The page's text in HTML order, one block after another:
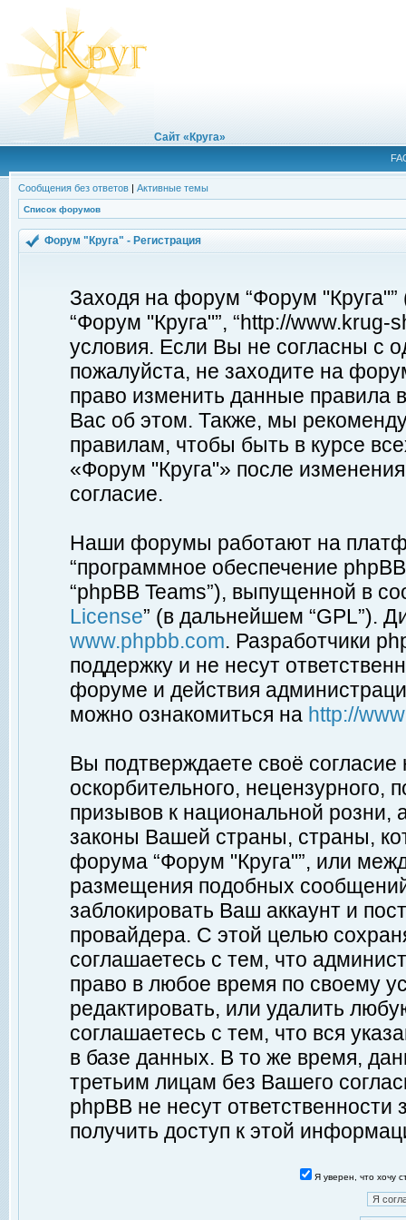
Сайт «Круга»
Сообщения без ответов | Активные темы
Список форумов
Форум "Круга" - Регистрация
Заходя на форум “Форум
“Форум "Круга"”, “http://
условия. Если Вы не согласны с
пожалуйста, не заходите на
право изменить данные правила
Вас об этом. Также, мы
правилам, чтобы быть в курсе
«Форум "Круга"» после
согласие.
Наши форумы работают на
“программное обеспечение
“phpBB Teams”), выпущенной в
License” (в дальнейшем “GPL”).
www.phpbb.com. Разработчики
поддержку и не несут
форуме и действия
можно ознакомиться на http://
Вы подтверждаете своё
оскорбительного, нецензурного,
призывов к национальной
законы Вашей страны, страны,
форума “Форум "Круга"”, или
размещения подобных
заблокировать Ваш аккаунт и
провайдера. С этой целью
соглашаетесь с тем, что
право в любое время по своему
редактировать, или удалить
соглашаетесь с тем, что вся
в базе данных. В то же время,
третьим лицам без Вашего
phpBB не несут ответственности
получить доступ к этой
Я уверен, что хочу